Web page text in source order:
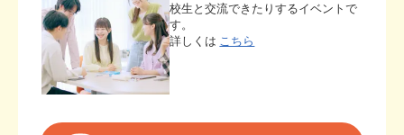
校生と交流できたりするイベントで
す。
詳しくは こちら